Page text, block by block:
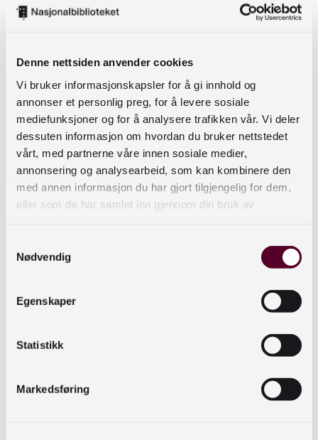
Denne nettsiden anvender cookies
Vi bruker informasjonskapsler for å gi innhold og
annonser et personlig preg, for å levere sosiale
mediefunksjoner og for å analysere trafikken vår. Vi deler
dessuten informasjon om hvordan du bruker nettstedet
vårt, med partnerne våre innen sosiale medier,
annonsering og analysearbeid, som kan kombinere den
med annen informasjon du har gjort tilgjengelig for dem,
eller som de har samlet inn gjennom din bruk av
Nødvendig
Egenskaper
Statistikk
Markedsføring
SAMTALEKONSULENTEN skriver
SAMTALEKONSULENT OG AKTØR
snakker om utfordringen. De andre
lytter.
Tale- og lytte­posisjon er grunnleggende for
denne samtalemodellen: